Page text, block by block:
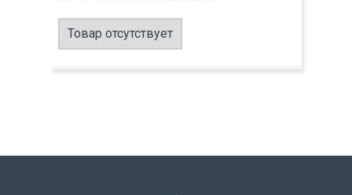
Товар отсутствует